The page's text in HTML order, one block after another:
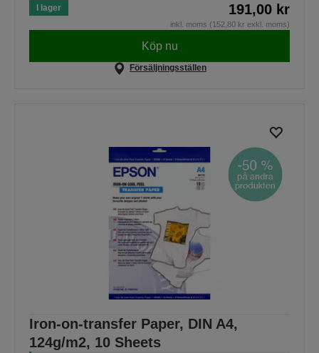
I lager 191,00 kr
inkl. moms (152,80 kr exkl. moms)
Köp nu
Försäljningsställen
Iron-on-transfer Paper, DIN A4,
124g/m2, 10 Sheets